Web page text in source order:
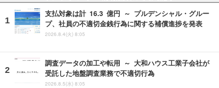
支払対象は計 16.3 億円 ～ プルデンシャル・グルー
プ、社員の不適切金銭行為に関する補償進捗を発表
2026.8.4(火) 8:05
調査データの加工や転用 ～ 大和ハウス工業子会社が
受託した地盤調査業務で不適切行為
2026.8.5(水) 8:05